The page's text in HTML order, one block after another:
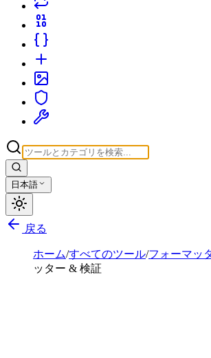
日本語
戻る
ホーム/すべてのツール/フォーマッ
ッター & 検証